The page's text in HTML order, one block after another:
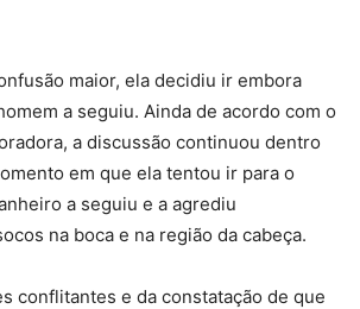
maior, ela decidiu ir embora
a seguiu. Ainda de acordo com o
a discussão continuou dentro
em que ela tentou ir para o
a seguiu e a agrediu
na boca e na região da cabeça.
conflitantes e da constatação de que